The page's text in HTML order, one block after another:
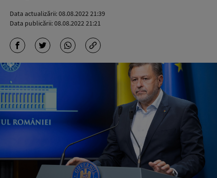
Data actualizării:08.08.2022 21:39
Data publicării:08.08.2022 21:21